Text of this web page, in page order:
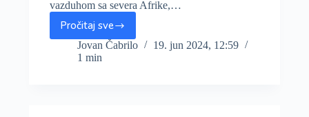
vazduhom sa severa Afrike,…
Pročitaj sve
Zajedno
sa
tropskom
Jovan Čabrilo
19. jun 2024, 12:59
1 min